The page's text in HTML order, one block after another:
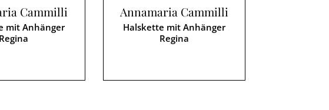
Cammilli
mit Anhänger
Regina
Annamaria Cammilli
Halskette mit Anhänger
Regina